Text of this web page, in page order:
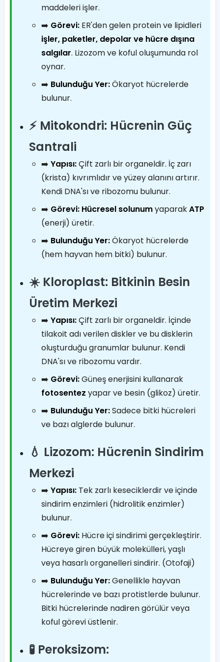
maddeleri işler.
➡️ Görevi: ER'den gelen protein ve lipidleri
işler, paketler, depolar ve hücre dışına
salgılar. Lizozom ve koful oluşumunda rol
oynar.
➡️ Bulunduğu Yer:Ökaryot hücrelerde
bulunur.
⚡ Mitokondri: Hücrenin Güç
Santrali
➡️ Yapısı:Çift zarlı bir organeldir. İç zarı
(krista) kıvrımlıdır ve yüzey alanını artırır.
Kendi DNA'sı ve ribozomu bulunur.
➡️ Görevi: Hücresel solunumyaparakATP
(enerji) üretir.
➡️ Bulunduğu Yer:Ökaryot hücrelerde
(hem hayvan hem bitki) bulunur.
☀️ Kloroplast: Bitkinin Besin
Üretim Merkezi
➡️ Yapısı:Çift zarlı bir organeldir. İçinde
tilakoit adı verilen diskler ve bu disklerin
oluşturduğu granumlar bulunur. Kendi
DNA'sı ve ribozomu vardır.
➡️ Görevi:Güneş enerjisini kullanarak
fotosentez yapar ve besin (glikoz) üretir.
➡️ Bulunduğu Yer:Sadece bitki hücreleri
ve bazı alglerde bulunur.
💧 Lizozom: Hücrenin Sindirim
Merkezi
➡️ Yapısı: Tek zarlı keseciklerdir ve içinde
sindirim enzimleri (hidrolitik enzimler)
bulunur.
➡️ Görevi: Hücre içi sindirimi gerçekleştirir.
Hücreye giren büyük molekülleri, yaşlı
veya hasarlı organelleri sindirir. (Otofaji)
➡️ Bulunduğu Yer:Genellikle hayvan
hücrelerinde ve bazı protistlerde bulunur.
Bitki hücrelerinde nadiren görülür veya
koful görevi üstlenir.
🧪 Peroksizom: